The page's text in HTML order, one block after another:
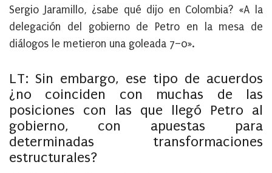
Sergio Jaramillo, ¿sabe qué dijo en Colombia? «A la
delegación del gobierno de Petro en la mesa de
diálogos le metieron una goleada 7–0».
LT: Sin embargo, ese tipo de acuerdos
¿no coinciden con muchas de las
posiciones con las que llegó Petro al
gobierno, con apuestas para
determinadas transformaciones
estructurales?